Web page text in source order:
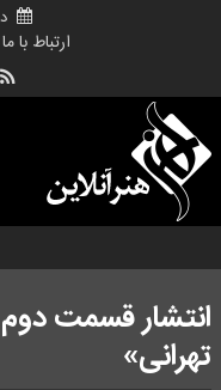
ارتباط با ما
انتشار قسمت دوم
تهرانی»